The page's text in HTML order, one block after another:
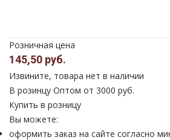
Розничная цена
145,50 руб.
Извините, товара нет в наличии
В розинцу Оптом от 3000 руб.
Купить в розницу
Вы можете:
оформить заказ на сайте согласно